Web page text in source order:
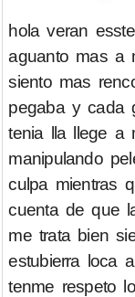
hola veran
aguanto mas a
siento mas
pegaba y cada
tenia lla llege a
manipulando
culpa mientras
cuenta de que
me trata bien
estubierra loca
tenme respeto